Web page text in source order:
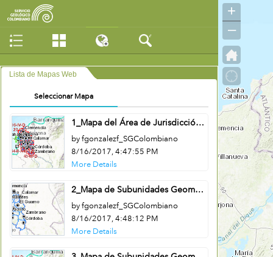
+
–
Lista de Mapas Web
Seleccionar Mapa
1_Mapa del Área de Jurisdicción de CARDIQUE
by fgonzalezf_SGColombiano
8/16/2017, 4:47:55 PM
More Details
2_Mapa de Subunidades Geomorfológicas – CARDIQUE - Origen Oeste
by fgonzalezf_SGColombiano
8/16/2017, 4:48:12 PM
More Details